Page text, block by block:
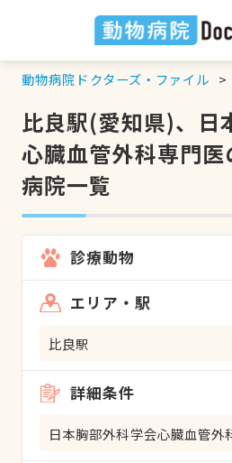
動物病院ドクターズ・ファイル
比良駅(愛知県)、日
心臓血管外科専門
病院一覧
診療動物
エリア・駅
比良駅
詳細条件
日本胸部外科学会心臓血管外